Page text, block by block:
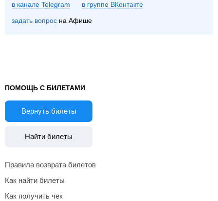
в канале Telegram группе ВКонтакте
задать вопрос на Афише
ПОМОЩЬ С БИЛЕТАМИ
Вернуть билеты
Найти билеты
Правила возврата билетов
Как найти билеты
Как получить чек